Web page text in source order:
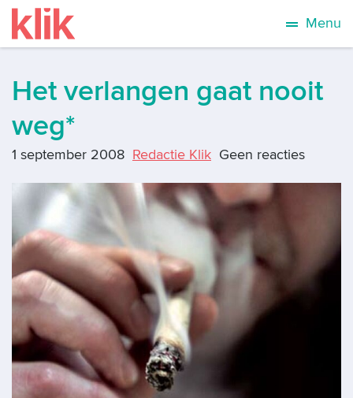
Menu
Het verlangen gaat nooit
weg*
1 september 2008 Redactie Klik Geen reacties